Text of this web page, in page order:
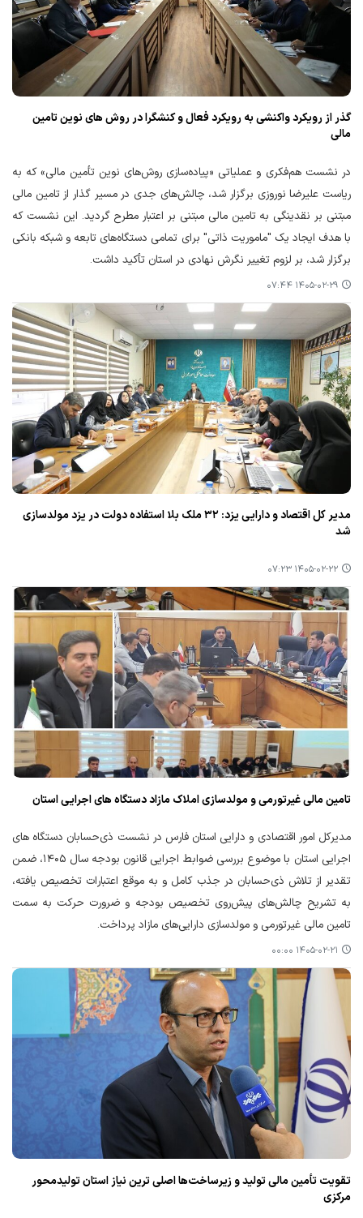
گذر از رویکرد واکنشی به رویکرد فعال و کنشگرا در روش های نوین تامین
مالی
در نشست هم‌فکری و عملیاتی «پیاده‌سازی روش‌های نوین تأمین مالی» که به
ریاست علیرضا نوروزی برگزار شد، چالش‌های جدی در مسیر گذار از تامین مالی
مبتنی بر نقدینگی به تامین مالی مبتنی بر اعتبار مطرح گردید. این نشست که
با هدف ایجاد یک "ماموریت ذاتی" برای تمامی دستگاه‌های تابعه و شبکه بانکی
برگزار شد، بر لزوم تغییر نگرش نهادی در استان تأکید داشت.
۱۴۰۵-۰۲-۲۹ ۰۷:۴۴
مدیر کل اقتصاد و دارایی یزد: ۳۲ ملک بلا استفاده دولت در یزد مولدسازی
شد
۱۴۰۵-۰۲-۲۲ ۰۷:۲۳
تامین مالی غیرتورمی و مولدسازی املاک مازاد دستگاه های اجرایی استان
مدیرکل امور اقتصادی و دارایی استان فارس در نشست ذی‌حسابان دستگاه های
اجرایی استان با موضوع بررسی ضوابط اجرایی قانون بودجه سال ۱۴۰۵، ضمن
تقدیر از تلاش ذی‌حسابان در جذب کامل و به موقع اعتبارات تخصیص یافته،
به تشریح چالش‌های پیش‌روی تخصیص بودجه و ضرورت حرکت به سمت
تامین مالی غیرتورمی و مولدسازی دارایی‌های مازاد پرداخت.
۱۴۰۵-۰۲-۲۱ ۰۰:۰۰
تقویت تأمین مالی تولید و زیرساخت‌ها اصلی ترین نیاز استان تولیدمحور
مرکزی